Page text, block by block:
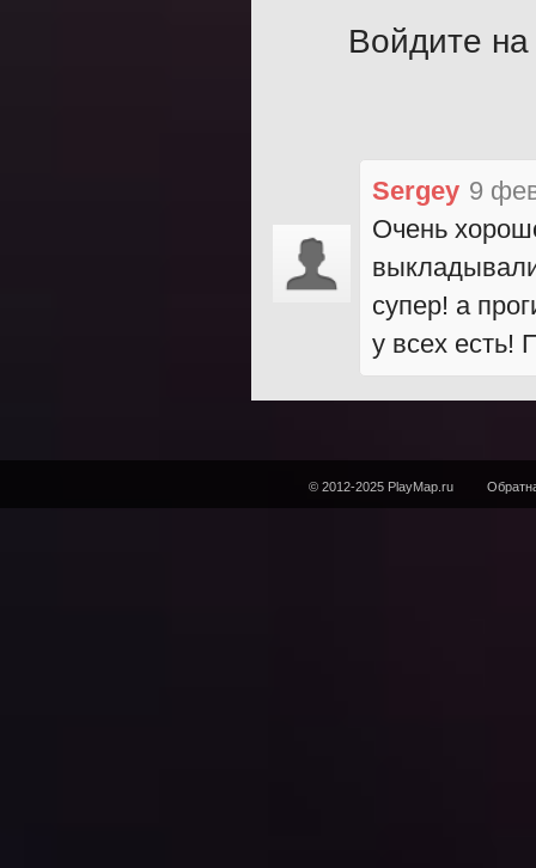
Войдите на
Sergey 9
Очень
супер! а
у всех есть!
© 2012-2025 PlayMap.ru